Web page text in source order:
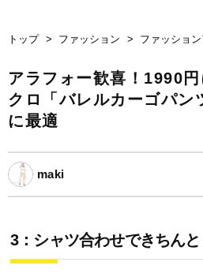
トップ ファッション ファッショ
アラフォー歓喜！1990
クロ「バレルカーゴパン
に最適
maki
3：シャツ合わせできちん